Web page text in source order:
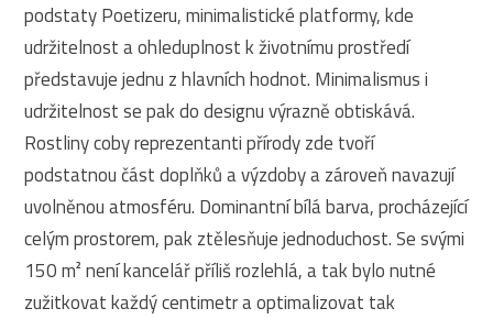
podstaty Poetizeru, minimalistické platformy, kde
udržitelnost a ohleduplnost k životnímu prostředí
představuje jednu z hlavních hodnot. Minimalismus i
udržitelnost se pak do designu výrazně obtiskává.
Rostliny coby reprezentanti přírody zde tvoří
podstatnou část doplňků a výzdoby a zároveň navazují
uvolněnou atmosféru. Dominantní bílá barva, procházející
celým prostorem, pak ztělesňuje jednoduchost. Se svými
150 m² není kancelář příliš rozlehlá, a tak bylo nutné
zužitkovat každý centimetr a optimalizovat tak